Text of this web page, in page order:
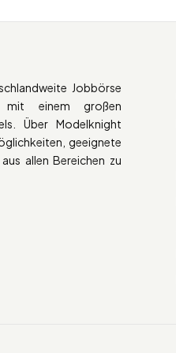
Jobbörse
mit einem großen
Über Modelknight
geeignete
allen Bereichen zu